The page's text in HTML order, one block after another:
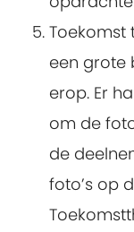
Toekomst
een grote
erop. Er
om de
de
foto’s op